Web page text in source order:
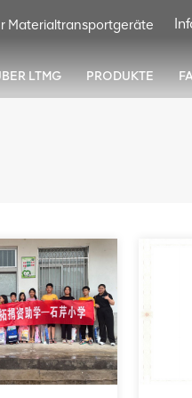
Materialtransportgeräte
LTMG PRODUKTE